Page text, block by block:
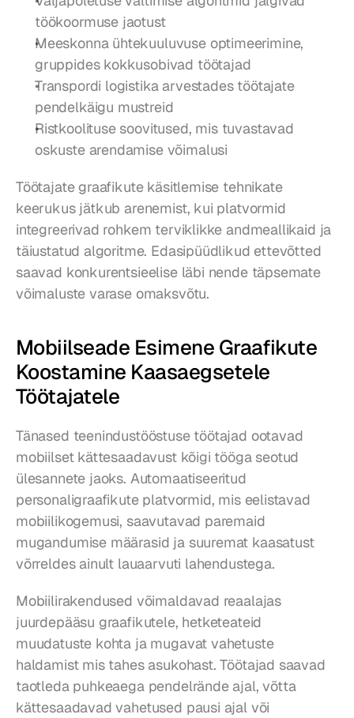
töökoormuse jaotust
Meeskonna ühtekuuluvuse optimeerimine,
gruppides kokkusobivad töötajad
Transpordi logistika arvestades töötajate
pendelkäigu mustreid
Ristkoolituse soovitused, mis tuvastavad
oskuste arendamise võimalusi
Töötajate graafikute käsitlemise tehnikate
keerukus jätkub arenemist, kui platvormid
integreerivad rohkem terviklikke andmeallikaid ja
täiustatud algoritme. Edasipüüdlikud ettevõtted
saavad konkurentsieelise läbi nende täpsemate
võimaluste varase omaksvõtu.
Mobiilseade Esimene Graafikute
Koostamine Kaasaegsetele
Töötajatele
Tänased teenindustööstuse töötajad ootavad
mobiilset kättesaadavust kõigi tööga seotud
ülesannete jaoks. Automaatiseeritud
personaligraafikute platvormid, mis eelistavad
mobiilikogemusi, saavutavad paremaid
mugandumise määrasid ja suuremat kaasatust
võrreldes ainult lauaarvuti lahendustega.
Mobiilirakendused võimaldavad reaalajas
juurdepääsu graafikutele, hetketeateid
muudatuste kohta ja mugavat vahetuste
haldamist mis tahes asukohast. Töötajad saavad
taotleda puhkeaega pendelrände ajal, võtta
kättesaadavad vahetused pausi ajal või